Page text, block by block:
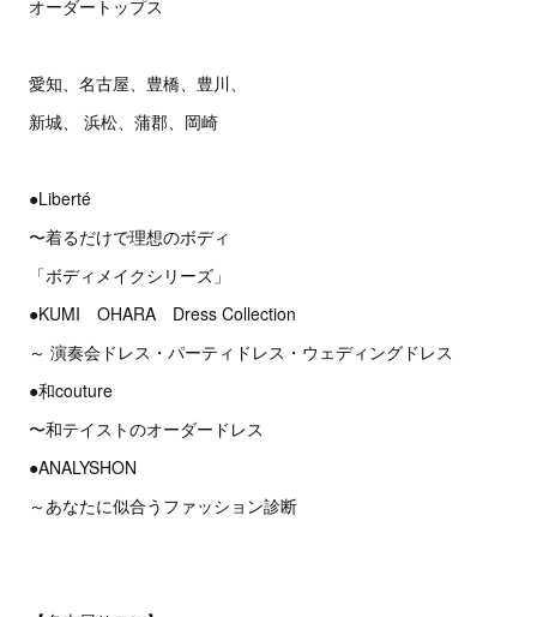
オーダートップス
愛知、名古屋、豊橋、豊川、
新城、 浜松、蒲郡、岡崎
●Liberté
〜着るだけで理想のボディ
「ボディメイクシリーズ」
●KUMI OHARA Dress Collection
～ 演奏会ドレス・パーティドレス・ウェディングドレス
●和couture
〜和テイストのオーダードレス
●ANALYSHON
～あなたに似合うファッション診断